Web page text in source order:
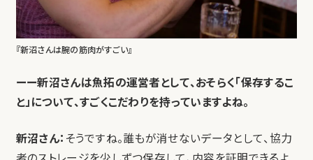
『新沼さんは腕の筋肉がすごい』
ーー新沼さんは魚拓の運営者として、おそらく「保存するこ
と」について、すごくこだわりを持っていますよね。
新沼さん： そうですね。誰もが消せないデータとして、協力